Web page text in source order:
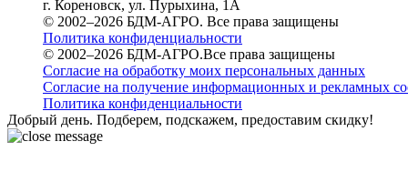
г. Кореновск, ул. Пурыхина, 1А
© 2002–2026 БДМ-АГРО. Все права защищены
Политика конфиденциальности
© 2002–2026 БДМ-АГРО.Все права защищены
Согласие на обработку моих персональных данных
Согласие на получение информационных и рекламных
Политика конфиденциальности
Добрый день. Подберем, подскажем, предоставим скидку!